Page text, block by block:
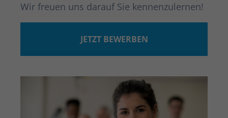
Wir freuen uns darauf Sie kennenzulernen!
JETZT BEWERBEN